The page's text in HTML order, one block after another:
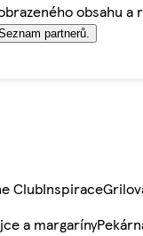
obsahu
partnerů.
ClubInspirace
a margaríny